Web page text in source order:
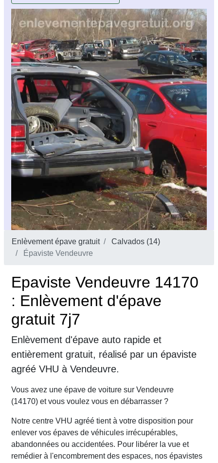
Enlèvement épave gratuit
Calvados (14)
Épaviste Vendeuvre
Epaviste Vendeuvre 14170
: Enlèvement d'épave
gratuit 7j7
Enlèvement d'épave auto rapide et
entièrement gratuit, réalisé par un épaviste
agréé VHU à Vendeuvre.
Vous avez une épave de voiture sur Vendeuvre
(14170) et vous voulez vous en débarrasser ?
Notre centre VHU agréé tient à votre disposition pour
enlever vos épaves de véhicules irrécupérables,
abandonnées ou accidentées. Pour libérer la vue et
remédier à l'encombrement des espaces, nos épavistes